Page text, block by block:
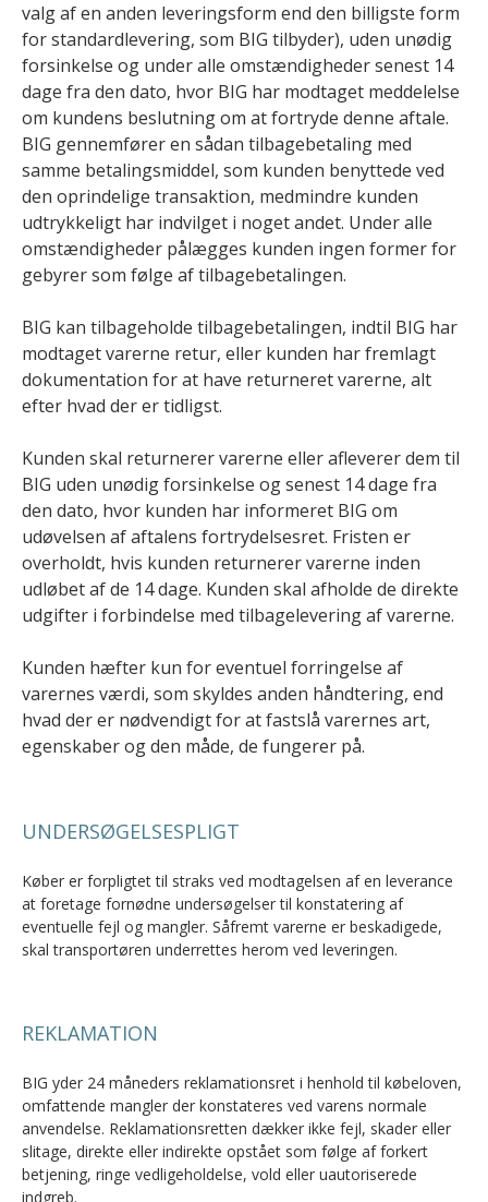
valg af en anden leveringsform end den billigste form
for standardlevering, som BIG tilbyder), uden unødig
forsinkelse og under alle omstændigheder senest 14
dage fra den dato, hvor BIG har modtaget meddelelse
om kundens beslutning om at fortryde denne aftale.
BIG gennemfører en sådan tilbagebetaling med
samme betalingsmiddel, som kunden benyttede ved
den oprindelige transaktion, medmindre kunden
udtrykkeligt har indvilget i noget andet. Under alle
omstændigheder pålægges kunden ingen former for
gebyrer som følge af tilbagebetalingen.
BIG kan tilbageholde tilbagebetalingen, indtil BIG har
modtaget varerne retur, eller kunden har fremlagt
dokumentation for at have returneret varerne, alt
efter hvad der er tidligst.
Kunden skal returnerer varerne eller afleverer dem til
BIG uden unødig forsinkelse og senest 14 dage fra
den dato, hvor kunden har informeret BIG om
udøvelsen af aftalens fortrydelsesret. Fristen er
overholdt, hvis kunden returnerer varerne inden
udløbet af de 14 dage. Kunden skal afholde de direkte
udgifter i forbindelse med tilbagelevering af varerne.
Kunden hæfter kun for eventuel forringelse af
varernes værdi, som skyldes anden håndtering, end
hvad der er nødvendigt for at fastslå varernes art,
egenskaber og den måde, de fungerer på.
UNDERSØGELSESPLIGT
Køber er forpligtet til straks ved modtagelsen af en leverance
at foretage fornødne undersøgelser til konstatering af
eventuelle fejl og mangler. Såfremt varerne er beskadigede,
skal transportøren underrettes herom ved leveringen.
REKLAMATION
BIG yder 24 måneders reklamationsret i henhold til købeloven,
omfattende mangler der konstateres ved varens normale
anvendelse. Reklamationsretten dækker ikke fejl, skader eller
slitage, direkte eller indirekte opstået som følge af forkert
betjening, ringe vedligeholdelse, vold eller uautoriserede
indgreb.